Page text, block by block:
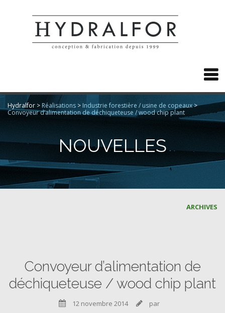

Hydralfor >Réalisations > Industrie forestière / usine de copeaux>
Convoyeur d’alimentation de déchiqueteuse / wood chip plant
NOUVELLES
ARCHIVES
Convoyeur d’alimentation de
déchiqueteuse / wood chip plant
 12 novembre 2014  par